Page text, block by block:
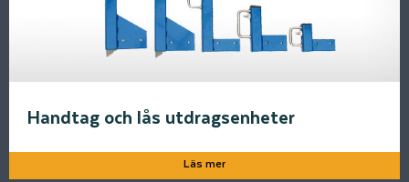
Handtag och lås utdragsenheter
Läs mer